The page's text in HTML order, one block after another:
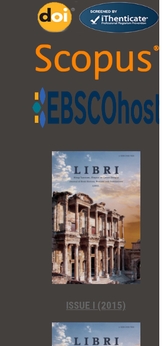
ISSUE I (2015)